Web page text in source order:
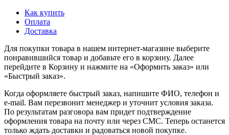
Как купить
Оплата
Доставка
Для покупки товара в нашем интернет-магазине выберите
понравившийся товар и добавьте его в корзину. Далее
перейдите в Корзину и нажмите на «Оформить заказ» или
«Быстрый заказ».
Когда оформляете быстрый заказ, напишите ФИО, телефон и
e-mail. Вам перезвонит менеджер и уточнит условия заказа.
По результатам разговора вам придет подтверждение
оформления товара на почту или через СМС. Теперь останется
только ждать доставки и радоваться новой покупке.